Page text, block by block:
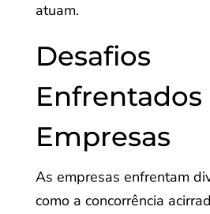
atuam.
Desafios
Enfrentados
Empresas
As empresas enfrentam
como a concorrência